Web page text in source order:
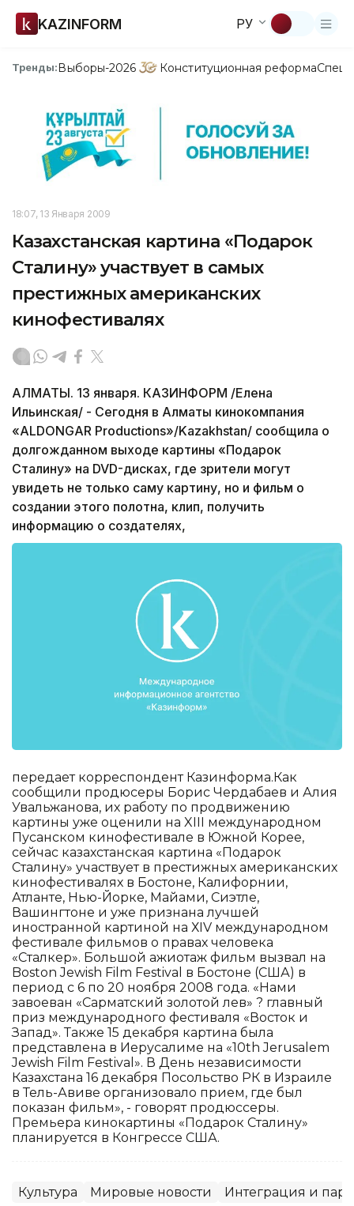
KAZINFORM РУ
Тренды:Выборы-2026 Конституционная реформа
18:07, 13 Января 2009
Казахстанская картина «Подарок
Сталину» участвует в самых
престижных американских
кинофестивалях
АЛМАТЫ. 13 января. КАЗИНФОРМ /Елена
Ильинская/ - Сегодня в Алматы кинокомпания
«ALDONGAR Productions»/Kazakhstan/ сообщила о
долгожданном выходе картины «Подарок
Сталину» на DVD-дисках, где зрители могут
увидеть не только саму картину, но и фильм о
создании этого полотна, клип, получить
информацию о создателях,
передает корреспондент Казинформа.Как
сообщили продюсеры Борис Чердабаев и Алия
Увальжанова, их работу по продвижению
картины уже оценили на XIII международном
Пусанском кинофестивале в Южной Корее,
сейчас казахстанская картина «Подарок
Сталину» участвует в престижных американских
кинофестивалях в Бостоне, Калифорнии,
Атланте, Нью-Йорке, Майами, Сиэтле,
Вашингтоне и уже признана лучшей
иностранной картиной на ХIV международном
фестивале фильмов о правах человека
«Сталкер». Большой ажиотаж фильм вызвал на
Boston Jewish Film Festival в Бостоне (США) в
период с 6 по 20 ноября 2008 года. «Нами
завоеван «Сарматский золотой лев» ? главный
приз международного фестиваля «Восток и
Запад». Также 15 декабря картина была
представлена в Иерусалиме на «10th Jerusalem
Jewish Film Festival». В День независимости
Казахстана 16 декабря Посольство РК в Израиле
в Тель-Авиве организовало прием, где был
показан фильм», - говорят продюссеры.
Премьера кинокартины «Подарок Сталину»
планируется в Конгрессе США.
Культура Мировые новости Интеграция и